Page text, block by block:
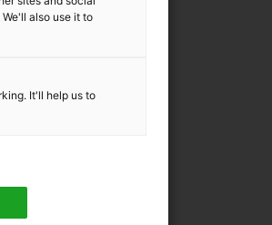
also use it to
It'll help us to